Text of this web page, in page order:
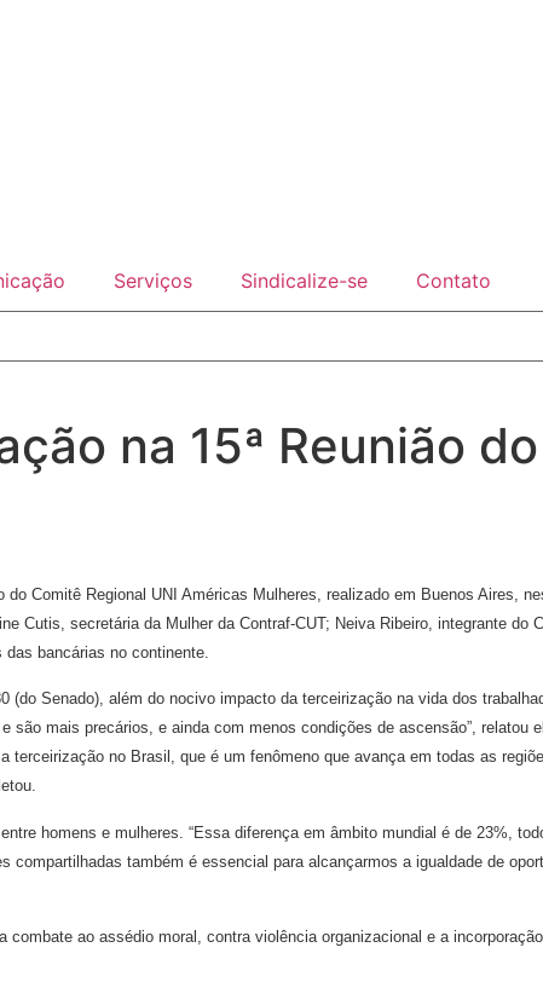
Serviços Sindicalize-se Contato
na 15ª Reunião
Comitê Regional UNI Américas Mulheres, realizado em Buenos Aires,
secretária da Mulher da Contraf-CUT; Neiva Ribeiro, integrante do
bancárias no continente.
Senado), além do nocivo impacto da terceirização na vida dos
mais precários, e ainda com menos condições de ascensão”, relatou
no Brasil, que é um fenômeno que avança em todas as
homens e mulheres. “Essa diferença em âmbito mundial é de 23%,
compartilhadas também é essencial para alcançarmos a igualdade de
ao assédio moral, contra violência organizacional e a